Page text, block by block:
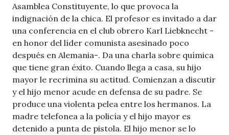
Asamblea Constituyente, lo que provoca la
indignación de la chica. El profesor es invitado a dar
una conferencia en el club obrero Karl Liebknecht -
en honor del líder comunista asesinado poco
después en Alemania-. Da una charla sobre química
que tiene gran éxito. Cuando llega a casa, su hijo
mayor le recrimina su actitud. Comienzan a discutir
y el hijo menor acude en defensa de su padre. Se
produce una violenta pelea entre los hermanos. La
madre telefonea a la policía y el hijo mayor es
detenido a punta de pistola. El hijo menor se lo